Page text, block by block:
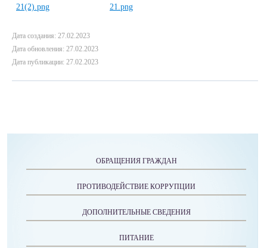
Дата создания: 27.02.2023
Дата обновления: 27.02.2023
Дата публикации: 27.02.2023
ОБРАЩЕНИЯ ГРАЖДАН
ПРОТИВОДЕЙСТВИЕ КОРРУПЦИИ
ДОПОЛНИТЕЛЬНЫЕ СВЕДЕНИЯ
ПИТАНИЕ